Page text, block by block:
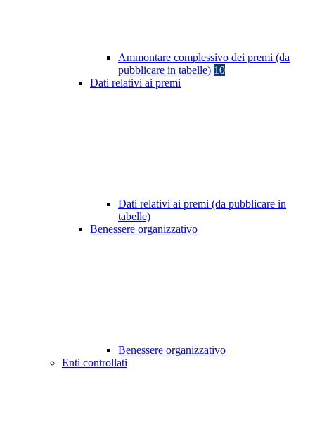
Ammontare complessivo dei premi (da
pubblicare in tabelle) 10
Dati relativi ai premi
Dati relativi ai premi (da pubblicare in
tabelle)
Benessere organizzativo
Benessere organizzativo
Enti controllati